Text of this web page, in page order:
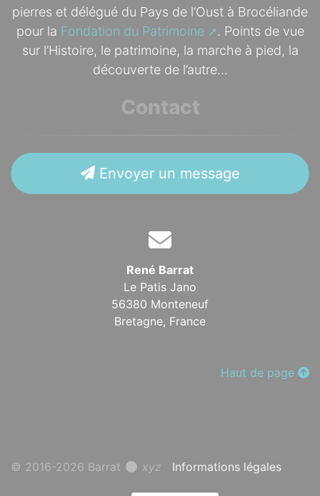
pierres et délégué du Pays de l’Oust à Brocéliande
pour la Fondation du Patrimoine
. Points de vue
sur l’Histoire, le patrimoine, la marche à pied, la
découverte de l’autre...
Contact
Envoyer un message
René Barrat
Le Patis Jano
56380 Monteneuf
Bretagne, France
Haut de page
© 2016-2026 Barrat xyz Informations légales